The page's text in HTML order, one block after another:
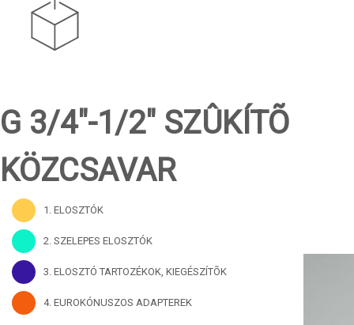
G 3/4"-1/2" SZÛKÍTÕ
KÖZCSAVAR
1. ELOSZTÓK
2. SZELEPES ELOSZTÓK
3. ELOSZTÓ TARTOZÉKOK, KIEGÉSZÍTÕK
4. EUROKÓNUSZOS ADAPTEREK